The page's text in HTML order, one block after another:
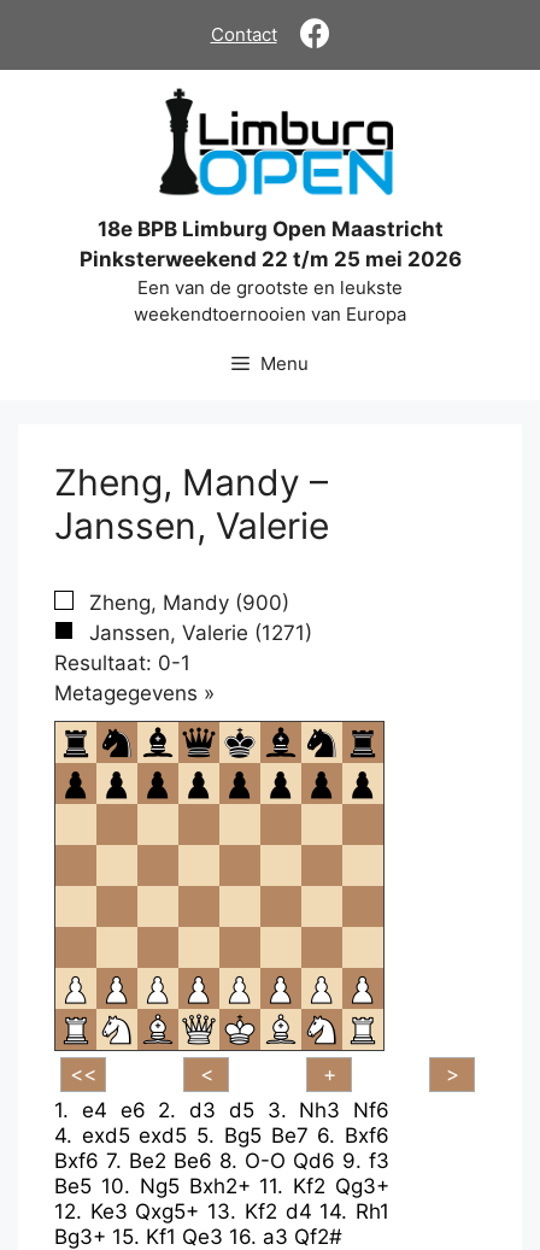
de
Contact
18e BPB Limburg Open Maastricht
Pinksterweekend 22 t/m 25 mei 2026
Een van de grootste en leukste
weekendtoernooien van Europa
Menu
Zheng, Mandy –
Janssen, Valerie
Zheng, Mandy (900)
Janssen, Valerie (1271)
Resultaat: 0-1
Metagegevens »
om
te
openen.
1. e4 e6 2. d3 d5 3. Nh3
Nf6
4. exd5 exd5 5. Bg5 Be7 6. Bxf6
Bxf6 7. Be2 Be6 8. O-O Qd6 9. f3
Be5 10. Ng5 Bxh2+ 11. Kf2 Qg3+
12. Ke3 Qxg5+ 13. Kf2 d4 14. Rh1
Bg3+ 15. Kf1 Qe3 16. a3 Qf2#